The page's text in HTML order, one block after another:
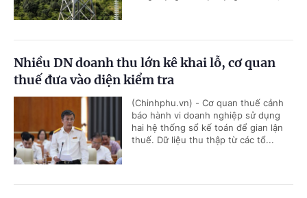
Nhiều DN doanh thu lớn kê khai lỗ, cơ quan
thuế đưa vào diện kiểm tra
(Chinhphu.vn) - Cơ quan thuế cảnh
báo hành vi doanh nghiệp sử dụng
hai hệ thống sổ kế toán để gian lận
thuế. Dữ liệu thu thập từ các tổ...